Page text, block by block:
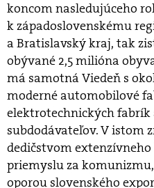
koncom nasledujúceho
k západoslovenskému
a Bratislavský kraj, tak
obývané 2,5 milióna
má samotná Viedeň s
moderné automobilové
elektrotechnických fabrík
subdodávateľov. V istom
dedičstvom
priemyslu za
oporou slovenského